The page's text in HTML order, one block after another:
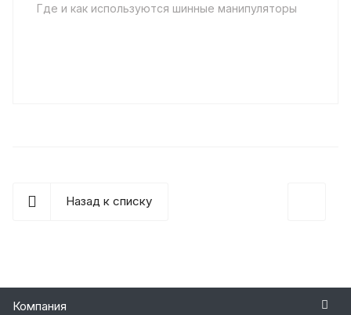
Где и как используются шинные манипуляторы
Назад к списку
Компания